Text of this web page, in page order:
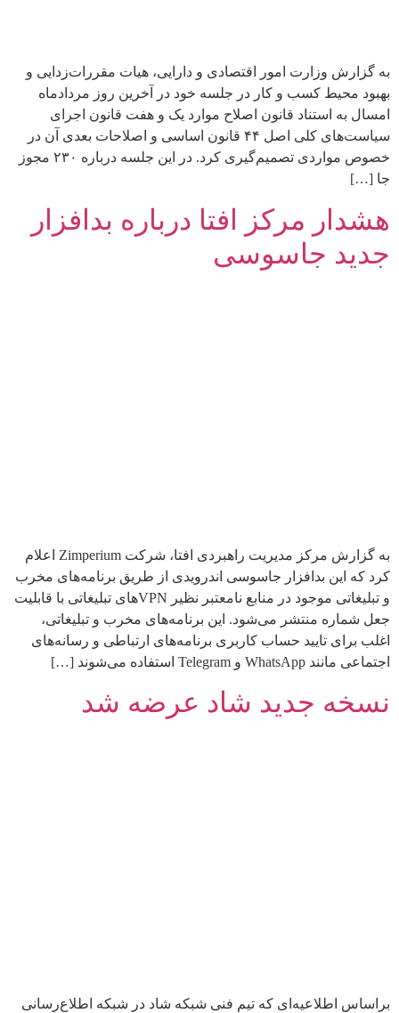
به گزارش وزارت امور اقتصادی و دارایی، هیات مقررات‌زدایی و
بهبود محیط کسب و کار در جلسه خود در آخرین روز مردادماه
امسال به استناد قانون اصلاح موارد یک و هفت قانون اجرای
سیاست‌های کلی اصل ۴۴ قانون اساسی و اصلاحات بعدی آن در
خصوص مواردی تصمیم‌گیری کرد. در این جلسه درباره ۲۳۰ مجوز
جا […]
هشدار مرکز افتا درباره بدافزار
جدید جاسوسی
به گزارش مرکز مدیریت راهبردی افتا، شرکت Zimperium اعلام
کرد که این بدافزار جاسوسی اندرویدی از طریق برنامه‌های مخرب
و تبلیغاتی موجود در منابع نامعتبر نظیر VPNهای تبلیغاتی با قابلیت
جعل شماره منتشر می‌شود. این برنامه‌های مخرب و تبلیغاتی،
اغلب برای تایید حساب‌ کاربری برنامه‌های ارتباطی و رسانه‌های
اجتماعی مانند WhatsApp و Telegram استفاده می‌شوند […]
نسخه جدید شاد عرضه شد
براساس اطلاعیه‌ای که تیم فنی شبکه شاد در شبکه اطلاع‌رسانی